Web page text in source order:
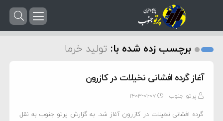
برچسب زده شده با: تولید خرما
آغاز گرده افشانی نخیلات در کازرون
پرتو جنوب ۱۴۰۳-۰۱-۰۷
گرده افشانی نخیلات در کازرون آغاز شد. به گزارش پرتو جنوب به نقل